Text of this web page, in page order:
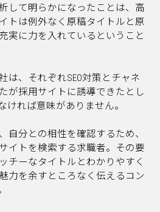
して明らかになったことは、高
トは例外なく原稿タイトルと原
実に力を入れているということ
は、それぞれSEO対策とチャネ
が採用サイトに誘導できたとし
ければ意味がありません。
自分との相性を確認するため、
イトを検索する求職者。その要
チーなタイトルとわかりやすく
力を余すところなく伝えるコン